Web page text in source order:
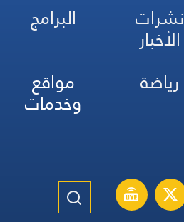
نشرات
الأخبار
البرامج
رياضة مواقع
وخدمات